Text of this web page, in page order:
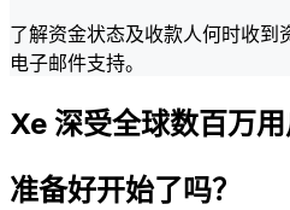
了解资金状态及收款人何时收到
电子邮件支持。
Xe 深受全球数百万
准备好开始了吗？